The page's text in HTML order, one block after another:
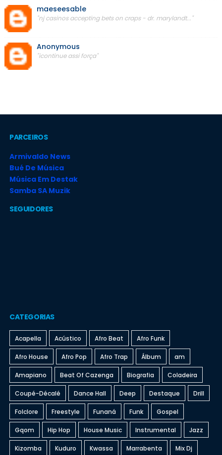
maeseesable
"nj casinos accepting bets on craps - dr. marylandt..."
Anonymous
"icontinue assi força"
PARCEIROS
Armivaldo News
Bué De Música
Música Em Destak
Samba SA Muzik
SEGUIDORES
CATEGORIAS
Acapella Acústico Afro Beat Afro Funk
Afro House Afro Pop Afro Trap Álbum am
Amapiano Beat Of Cazenga Biografia Coladeira
Coupé-Décalé Dance Hall Deep Destaque Drill
Folclore Freestyle Funaná Funk Gospel
Gqom Hip Hop House Music Instrumental Jazz
Kizomba Kuduro Kwassa Marrabenta Mix Dj